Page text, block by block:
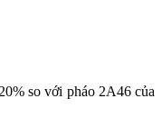
so với pháo 2A46 của